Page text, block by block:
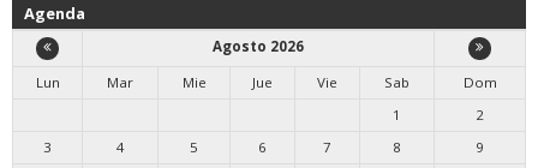
Agenda
Agosto 2026
Lun
Mar Mie Jue Vie Sab
Dom
1
2
3
4 5 6 7 8
9